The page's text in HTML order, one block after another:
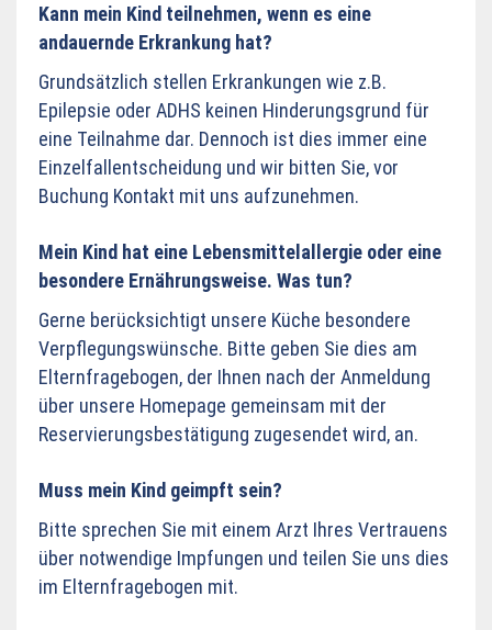
Kann mein Kind teilnehmen, wenn es eine
andauernde Erkrankung hat?
Grundsätzlich stellen Erkrankungen wie z.B.
Epilepsie oder ADHS keinen Hinderungsgrund für
eine Teilnahme dar. Dennoch ist dies immer eine
Einzelfallentscheidung und wir bitten Sie, vor
Buchung Kontakt mit uns aufzunehmen.
Mein Kind hat eine Lebensmittelallergie oder eine
besondere Ernährungsweise. Was tun?
Gerne berücksichtigt unsere Küche besondere
Verpflegungswünsche. Bitte geben Sie dies am
Elternfragebogen, der Ihnen nach der Anmeldung
über unsere Homepage gemeinsam mit der
Reservierungsbestätigung zugesendet wird, an.
Muss mein Kind geimpft sein?
Bitte sprechen Sie mit einem Arzt Ihres Vertrauens
über notwendige Impfungen und teilen Sie uns dies
im Elternfragebogen mit.